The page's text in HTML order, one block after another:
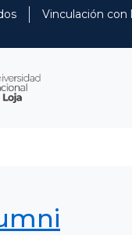
Vinculación con